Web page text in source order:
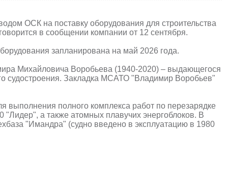
ОСК на поставку оборудования для строительства
в сообщении компании от 12 сентября.
запланирована на май 2026 года.
Михайловича Воробьева (1940-2020) – выдающегося
судостроения. Закладка МСАТО "Владимир Воробьев"
выполнения полного комплекса работ по перезарядке
"Лидер", а также атомных плавучих энергоблоков. В
"Имандра" (судно введено в эксплуатацию в 1980